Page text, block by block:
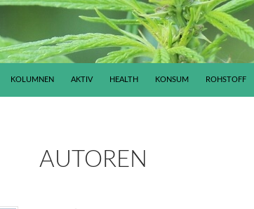
KOLUMNEN AKTIV HEALTH KONSUM ROHSTOFF
AUTOREN